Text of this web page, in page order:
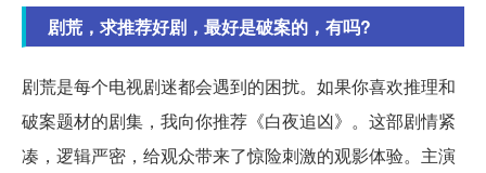
剧荒，求推荐好剧，最好是破案的，有吗?
剧荒是每个电视剧迷都会遇到的困扰。如果你喜欢推理和
破案题材的剧集，我向你推荐《白夜追凶》。这部剧情紧
凑，逻辑严密，给观众带来了惊险刺激的观影体验。主演